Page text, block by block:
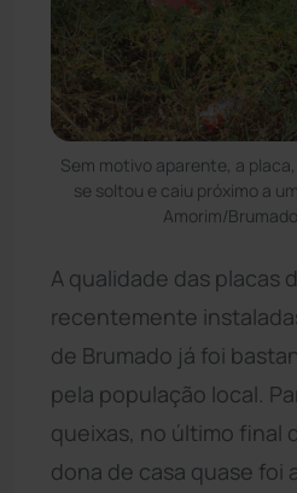
Sem motivo aparente, a
se soltou e caiu próximo a
Amorim/
A qualidade das placas
recentemente
de Brumado já foi
pela população local.
queixas, no último final
dona de casa quase foi